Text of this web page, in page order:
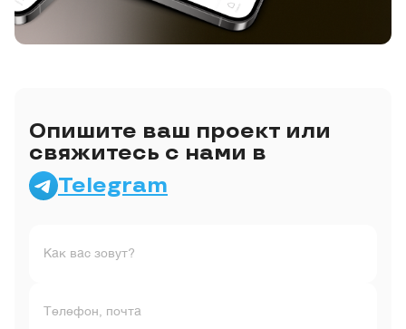
Опишите ваш проект или
свяжитесь с нами в
Telegram
Как вас зовут?
Телефон, почта